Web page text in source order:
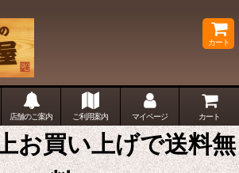
カート
店舗のご案内 ご利用案内 マイページ カート
お買い上げで送料無